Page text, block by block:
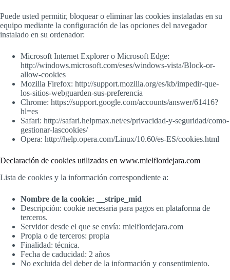
Puede usted permitir, bloquear o eliminar las cookies instaladas en su
equipo mediante la configuración de las opciones del navegador
instalado en su ordenador:
Microsoft Internet Explorer o Microsoft Edge:
http://windows.microsoft.com/eses/windows-vista/Block-or-
allow-cookies
Mozilla Firefox: http://support.mozilla.org/es/kb/impedir-que-
los-sitios-webguarden-sus-preferencia
Chrome: https://support.google.com/accounts/answer/61416?
hl=es
Safari: http://safari.helpmax.net/es/privacidad-y-seguridad/como-
gestionar-lascookies/
Opera: http://help.opera.com/Linux/10.60/es-ES/cookies.html
Declaración de cookies utilizadas en www.mielflordejara.com
Lista de cookies y la información correspondiente a:
Nombre de la cookie: __stripe_mid
Descripción: cookie necesaria para pagos en plataforma de
terceros.
Servidor desde el que se envía: mielflordejara.com
Propia o de terceros: propia
Finalidad: técnica.
Fecha de caducidad: 2 años
No excluida del deber de la información y consentimiento.